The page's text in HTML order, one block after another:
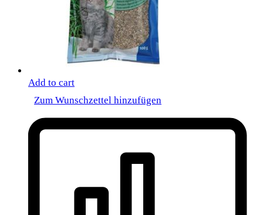
Add to cart
Zum Wunschzettel hinzufügen